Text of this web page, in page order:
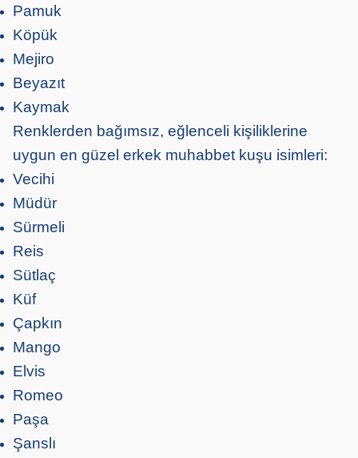
Pamuk
Köpük
Mejiro
Beyazıt
Kaymak
Renklerden bağımsız, eğlenceli kişiliklerine
uygun en güzel erkek muhabbet kuşu isimleri:
Vecihi
Müdür
Sürmeli
Reis
Sütlaç
Küf
Çapkın
Mango
Elvis
Romeo
Paşa
Şanslı